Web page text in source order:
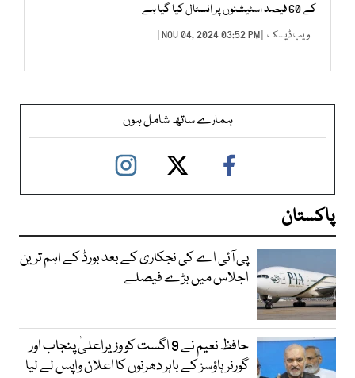
کے 60 فیصد اسٹیشنوں پر انسٹال کیا گیا ہے
ویب ڈیسک | NOV 04, 2024 03:52 PM |
ہمارے ساتھ شامل ہوں
پاکستان
پی آئی اے کی نجکاری کے بعد بورڈ کے اہم ترین
اجلاس میں بڑے فیصلے
حافظ نعیم نے 9 اگست کو وزیراعلیٰ پنجاب اور
گورنر ہاؤسز کے باہر دھرنوں کا اعلان واپس لے لیا